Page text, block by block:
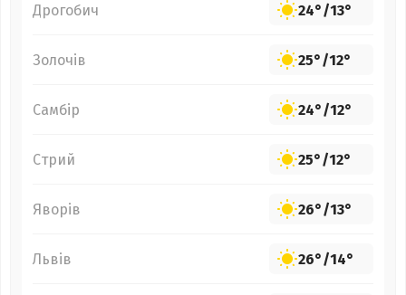
Дрогобич 24°/13°
Золочів 25°/12°
Самбір 24°/12°
Стрий 25°/12°
Яворів 26°/13°
Львів 26°/14°